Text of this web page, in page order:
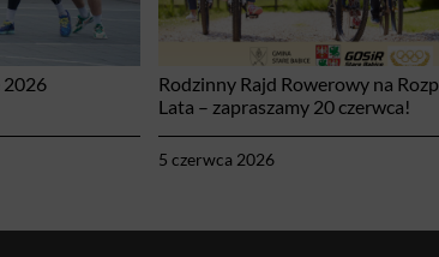
2026
Rodzinny Rajd Rowerowy na
Lata – zapraszamy 20 czerwca!
5 czerwca 2026